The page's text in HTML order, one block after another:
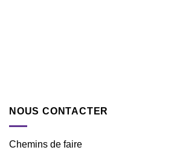
NOUS CONTACTER
Chemins de faire